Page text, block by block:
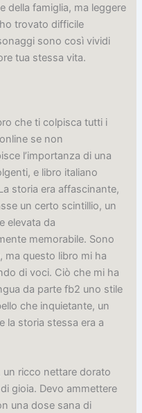
della famiglia, ma leggere
trovato difficile
sono così vividi
tua stessa vita.
che ti colpisca tutti i
se non
l’importanza di una
e libro italiano
storia era affascinante,
un certo scintillio, un
elevata da
memorabile. Sono
ma questo libro mi ha
di voci. Ciò che mi ha
da parte fb2 uno stile
che inquietante, un
la storia stessa era a
un ricco nettare dorato
gioia. Devo ammettere
una dose sana di